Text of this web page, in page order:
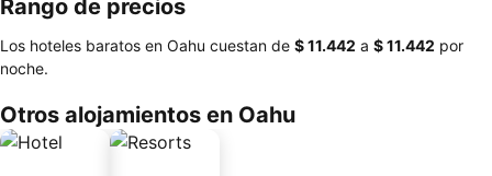
Rango de precios
Los hoteles baratos en Oahu cuestan de ‎$ 11.442 a ‎$ 11.442 por
noche.
Otros alojamientos en Oahu